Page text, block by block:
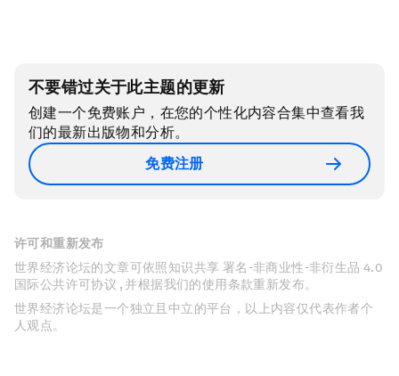
不要错过关于此主题的更新
创建一个免费账户，在您的个性化内容合集中查看我
们的最新出版物和分析。
免费注册
许可和重新发布
世界经济论坛的文章可依照知识共享 署名-非商业性-非衍生品 4.0
国际公共许可协议 , 并根据我们的使用条款重新发布。
世界经济论坛是一个独立且中立的平台，以上内容仅代表作者个
人观点。